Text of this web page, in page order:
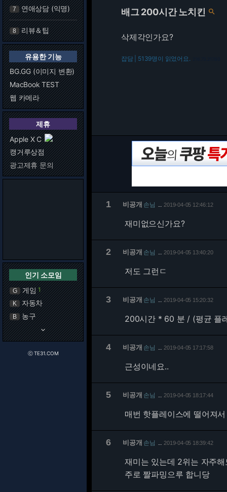
7 연애상담 (익명)
8 리뷰＆팁
유용한 기능
BG.GG (이미지 변환)
MacBook TEST
웹 카메라
제휴
Apple X C
캥거루상점
광고제휴 문의
인기 소모임
G 게임 1
K 자동차
B 농구
keyboard_arrow_down
ⓒ TE31.COM
배그 200시간 노치킨 
삭제각인가요?
잡담 | 5139명이 읽었어요.
1 비공개 손님 2019-04-05 12:46:12
재미없으신가요?
2 비공개 손님 2019-04-05 13:40:20
저도 그런ㄷ
3 비공개 손님 2019-04-05 15:20:32
200시간 * 60 분 / (평균 플
4 비공개 손님 2019-04-05 17:17:58
근성이네요..
5 비공개 손님 2019-04-05 18:17:44
매번 핫플레이스에 떨어져
6 비공개 손님 2019-04-05 18:39:42
재미는 있는데 2위는 자주
주로 짤파밍으루 합니당